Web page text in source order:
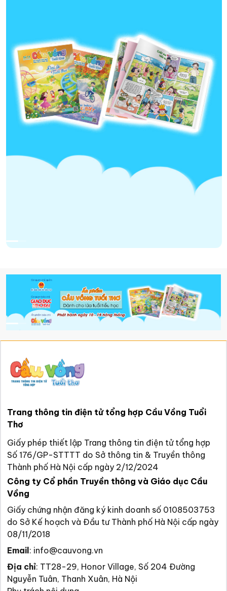
Trang thông tin điện tử tổng hợp Cầu Vồng Tuổi
Thơ
Giấy phép thiết lập Trang thông tin điện tử tổng hợp
Số 176/GP-STTTT do Sở thông tin & Truyền thông
Thành phố Hà Nội cấp ngày 2/12/2024
Công ty Cổ phần Truyền thông và Giáo dục Cầu
Vồng
Giấy chứng nhận đăng ký kinh doanh số 0108503753
do Sở Kế hoạch và Đầu tư Thành phố Hà Nội cấp ngày
08/11/2018
Email : info@cauvong.vn
Địa chỉ: TT28-29, Honor Village, Số 204 Đường
Nguyễn Tuân, Thanh Xuân, Hà Nội